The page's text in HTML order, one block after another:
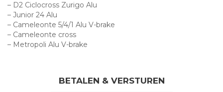
– D2 Ciclocross Zurigo Alu
– Junior 24 Alu
– Cameleonte 5/4/1 Alu V-brake
– Cameleonte cross
– Metropoli Alu V-brake
BETALEN & VERSTUREN